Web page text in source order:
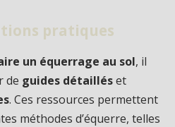
pratiques
un équerrage au sol, il
de guides détailléset
. Ces ressources permettent
méthodes d’équerre, telles